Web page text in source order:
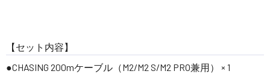
【セット内容】
CHASING 200mケーブル（M2/M2 S/M2 PRO兼用） × 1